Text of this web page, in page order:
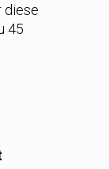
diese
45